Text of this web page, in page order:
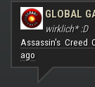
GLOBAL
wirklich* :D
Assassin's Creed
ago